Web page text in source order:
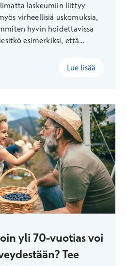
laskeumiin liittyy
virheellisiä uskomuksia,
hyvin hoidettavissa
esimerkiksi, että
arkisilla valinnoilla?Lue lisää
yli 70-vuotias voi
Tee